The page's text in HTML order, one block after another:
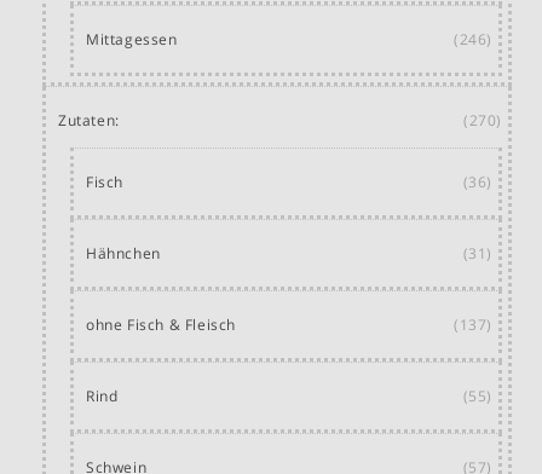
Mittagessen (246)
Zutaten: (270)
Fisch (36)
Hähnchen (31)
ohne Fisch & Fleisch (137)
Rind (55)
Schwein (57)